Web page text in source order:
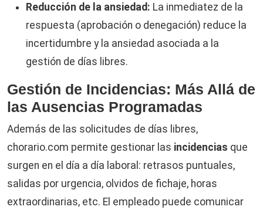
Reducción de la ansiedad: La inmediatez de la
respuesta (aprobación o denegación) reduce la
incertidumbre y la ansiedad asociada a la
gestión de días libres.
Gestión de Incidencias: Más Allá de
las Ausencias Programadas
Además de las solicitudes de días libres,
chorario.com permite gestionar las incidencias que
surgen en el día a día laboral: retrasos puntuales,
salidas por urgencia, olvidos de fichaje, horas
extraordinarias, etc. El empleado puede comunicar